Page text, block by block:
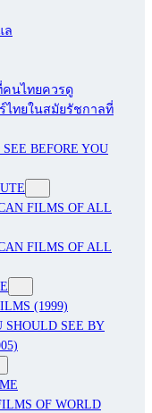
ล
คนไทยควรดู
ทยในสมัยรัชกาลที่
BEFORE YOU
FILMS OF ALL
FILMS OF ALL
(1999)
SHOULD SEE BY
OF WORLD